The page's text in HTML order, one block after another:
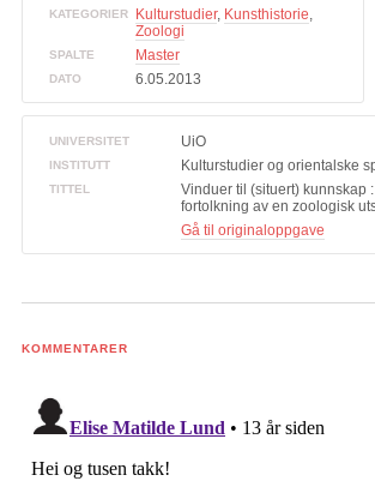
KATEGORIER Kulturstudier, Kunsthistorie,
Zoologi
SPALTE Master
DATO 6.05.2013
UNIVERSITET UiO
INSTITUTT Kulturstudier og orientalske
TITTEL
Vinduer til (situert) kunnskap
fortolkning av en zoologisk
Gå til originaloppgave
KOMMENTARER